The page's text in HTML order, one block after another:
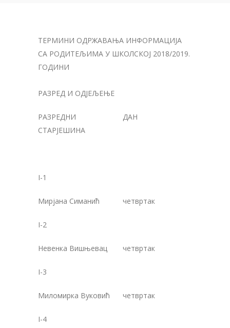
ТЕРМИНИ ОДРЖАВАЊА ИНФОРМАЦИЈА
СА РОДИТЕЉИМА У ШКОЛСКОЈ 2018/2019.
ГОДИНИ
РАЗРЕД И ОДЈЕЉЕЊЕ
РАЗРЕДНИ
СТАРЈЕШИНА
ДАН
I-1
Мирјана Симанић четвртак
I-2
Невенка Вишњевац четвртак
I-3
Миломирка Вуковић четвртак
I-4